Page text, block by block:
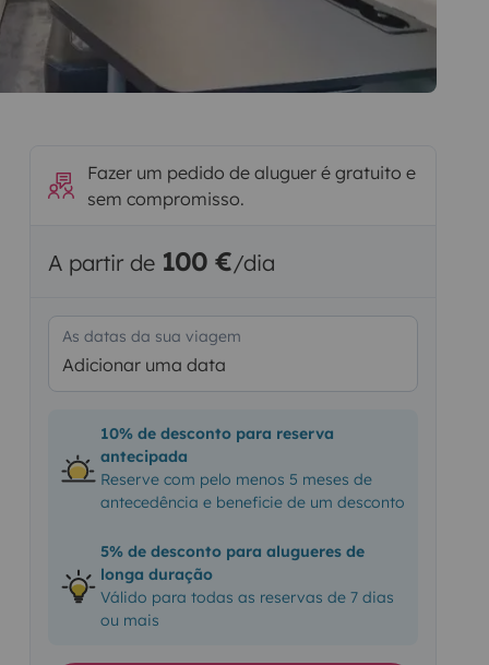
Fazer um pedido de aluguer é gratuito e
sem compromisso.
A partir de 100 €/dia
As datas da sua viagem
Adicionar uma data
10% de desconto para reserva
antecipada
Reserve com pelo menos 5 meses de
antecedência e beneficie de um desconto
5% de desconto para alugueres de
longa duração
Válido para todas as reservas de 7 dias
ou mais